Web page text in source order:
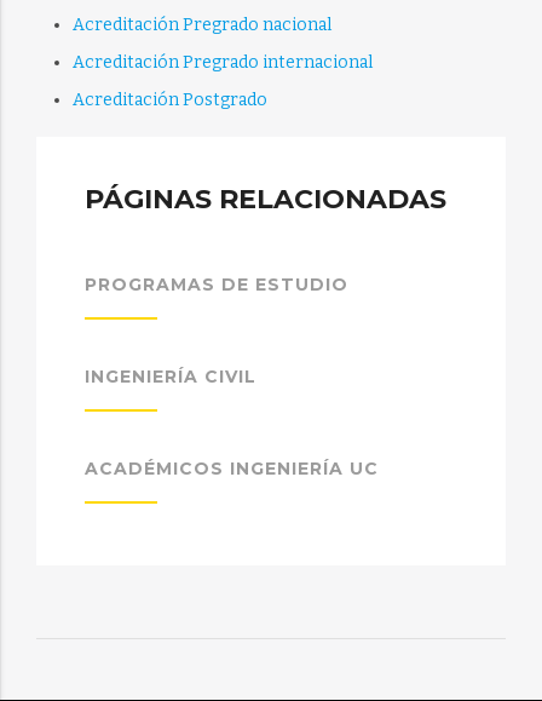
Acreditación Pregrado nacional
Acreditación Pregrado internacional
Acreditación Postgrado
PÁGINAS RELACIONADAS
PROGRAMAS DE ESTUDIO
INGENIERÍA CIVIL
ACADÉMICOS INGENIERÍA UC